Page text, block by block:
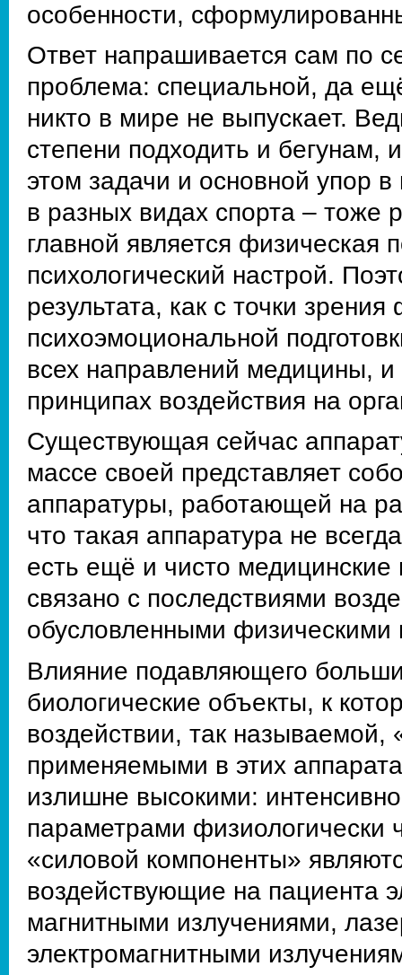
особенности,
Ответ напрашивается сам по
проблема: специальной, да
никто в мире не выпускает.
степени подходить и
этом задачи и основной упор в
в разных видах спорта – тоже
главной является физическая
психологический настрой.
результата, как с точки
психоэмоциональной
всех направлений медицины,
принципах воздействия на
Существующая сейчас
массе своей представляет
аппаратуры, работающей на
что такая аппаратура не
есть ещё и чисто
связано с последствиями
обусловленными физическими
Влияние подавляющего
биологические объекты, к
воздействии, так называемой,
применяемыми в этих
излишне высокими:
параметрами физиологически
«силовой компоненты»
воздействующие на пациента
магнитными излучениями,
электромагнитными